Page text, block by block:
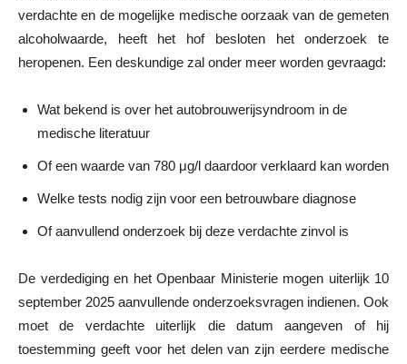
verdachte en de mogelijke medische oorzaak van de gemeten
alcoholwaarde, heeft het hof besloten het onderzoek te
heropenen. Een deskundige zal onder meer worden gevraagd:
Wat bekend is over het autobrouwerijsyndroom in de
medische literatuur
Of een waarde van 780 μg/l daardoor verklaard kan worden
Welke tests nodig zijn voor een betrouwbare diagnose
Of aanvullend onderzoek bij deze verdachte zinvol is
De verdediging en het Openbaar Ministerie mogen uiterlijk 10
september 2025 aanvullende onderzoeksvragen indienen. Ook
moet de verdachte uiterlijk die datum aangeven of hij
toestemming geeft voor het delen van zijn eerdere medische